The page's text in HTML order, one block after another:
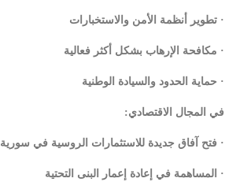
· تطوير أنظمة الأمن والاستخبارات
· مكافحة الإرهاب بشكل أكثر فعالية
· حماية الحدود والسيادة الوطنية
في المجال الاقتصادي:
· فتح آفاق جديدة للاستثمارات الروسية في سورية
· المساهمة في إعادة إعمار البنى التحتية